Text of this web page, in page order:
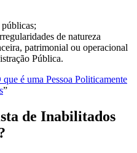
públicas;
de natureza
patrimonial ou operacional
Pública.
que é uma Pessoa Politicamente
”
de Inabilitados